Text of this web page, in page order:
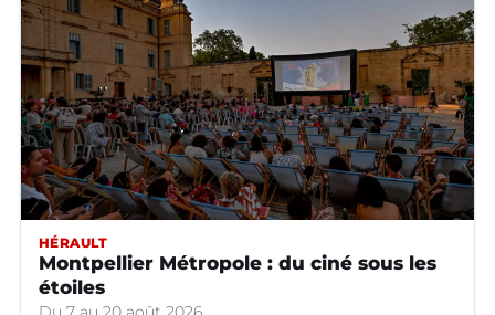
HÉRAULT
Montpellier Métropole : du ciné sous les
étoiles